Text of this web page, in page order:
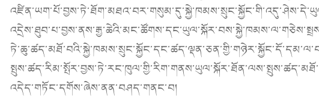
འདེད་གཏོང་དགོས་ཞེས་ནན་བཤད་གནང་བ།